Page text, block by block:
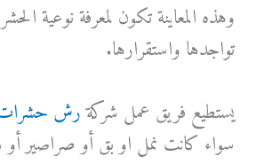
وهذه المعاينة تكون لمعرفة نوعية
تواجدها واستقرارها.
يستطيع فريق عمل شركةرش
سواء كانت نمل او بق أو صراصير